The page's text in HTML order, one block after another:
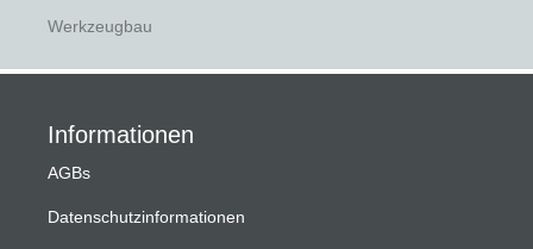
Werkzeugbau
Informationen
AGBs
Datenschutzinformationen